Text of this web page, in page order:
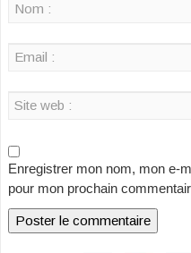
Enregistrer mon nom, mon e-
pour mon prochain